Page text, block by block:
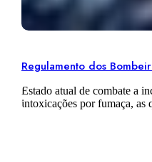
Regulamento dos
Estado atual de combate a
intoxicações por fumaça, as